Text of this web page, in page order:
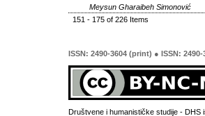
Meysun Gharaibeh Simonović
151 - 175 of 226 Items
ISSN: 2490-3604 (print) ● ISSN:
Društvene i humanističke studije - DHS